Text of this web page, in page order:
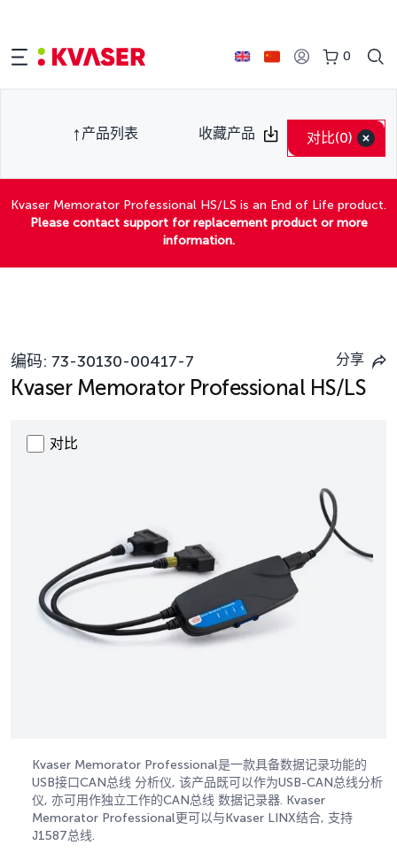
0
产品列表 收藏产品 对比(0)
Kvaser Memorator Professional HS/LS is an End of Life product.
Please contact support for replacement product or more
information.
编码: 73-30130-00417-7 分享
Kvaser Memorator Professional HS/LS
对比
Kvaser Memorator Professional是一款具备数据记录功能的
USB接口CAN总线 分析仪, 该产品既可以作为USB-CAN总线分析
仪, 亦可用作独立工作的CAN总线 数据记录器. Kvaser
Memorator Professional更可以与Kvaser LINX结合, 支持
J1587总线.